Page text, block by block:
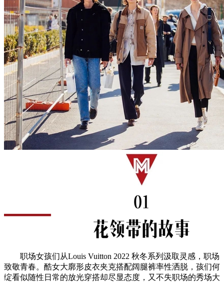
职场女孩们从Louis Vuitton 2022 秋冬系列汲取灵感，职场
致敬青春。酷女大廓形皮衣夹克搭配阔腿裤率性洒脱，孩们何
绽看似随性日常的放光穿搭却尽显态度，又不失职场的秀场大